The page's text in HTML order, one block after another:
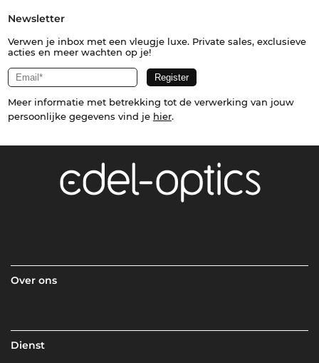
Newsletter
Verwen je inbox met een vleugje luxe. Private sales, exclusieve
acties en meer wachten op je!
Meer informatie met betrekking tot de verwerking van jouw
persoonlijke gegevens vind je hier.
Over ons
Dienst